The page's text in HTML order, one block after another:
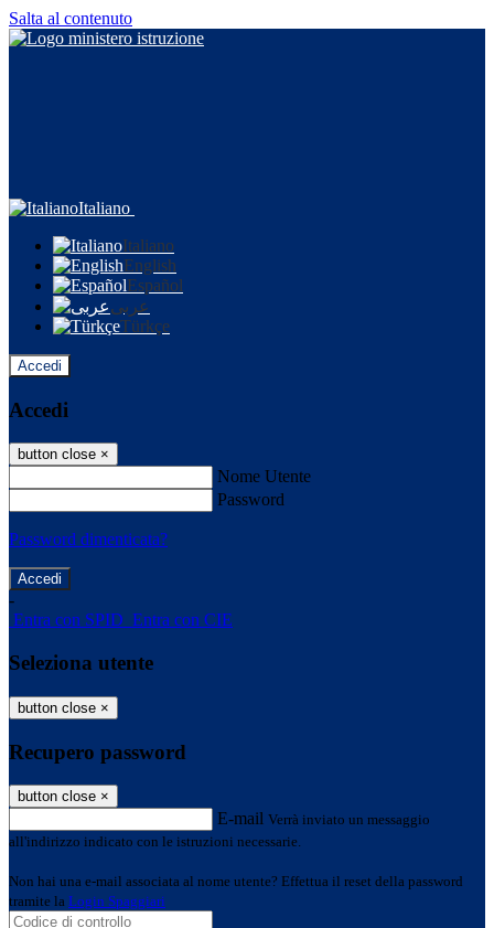
Salta al contenuto
Italiano
Italiano
English
Español
عربى
Türkçe
Accedi
Accedi
button close ×
Nome Utente
Password
Password dimenticata?
-
Entra con SPID Entra con CIE
Seleziona utente
button close ×
Recupero password
button close ×
E-mail Verrà inviato un messaggio
all'indirizzo indicato con le istruzioni necessarie.
Non hai una e-mail associata al nome utente? Effettua il reset della password
tramite la Login Spaggiari